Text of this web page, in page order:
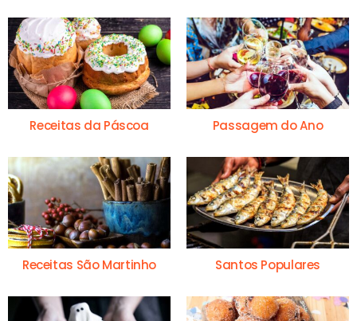
Receitas da Páscoa Passagem do Ano
Receitas São Martinho Santos Populares